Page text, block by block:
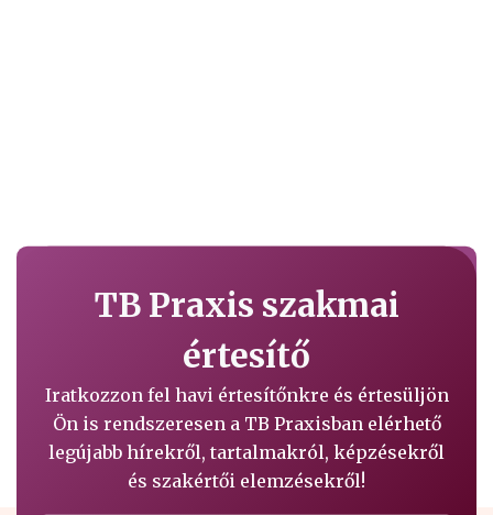
TB Praxis szakmai
értesítő
Iratkozzon fel havi értesítőnkre és értesüljön
Ön is rendszeresen a TB Praxisban elérhető
legújabb hírekről, tartalmakról, képzésekről
és szakértői elemzésekről!